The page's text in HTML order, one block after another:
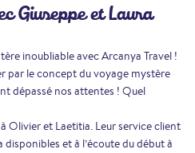
Giuseppe et Laura
inoubliable avec Arcanya Travel !
par le concept du voyage mystère
dépassé nos attentes ! Quel
Olivier et Laetitia. Leur service client
et à l’écoute du début à